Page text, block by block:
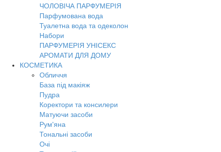
ЧОЛОВІЧА ПАРФУМЕРІЯ
Парфумована вода
Туалетна вода та одеколон
Набори
ПАРФУМЕРІЯ УНІСЕКС
АРОМАТИ ДЛЯ ДОМУ
КОСМЕТИКА
Обличчя
База під макіяж
Пудра
Коректори та консилери
Матуючи засоби
Рум'яна
Тональні засоби
Очі